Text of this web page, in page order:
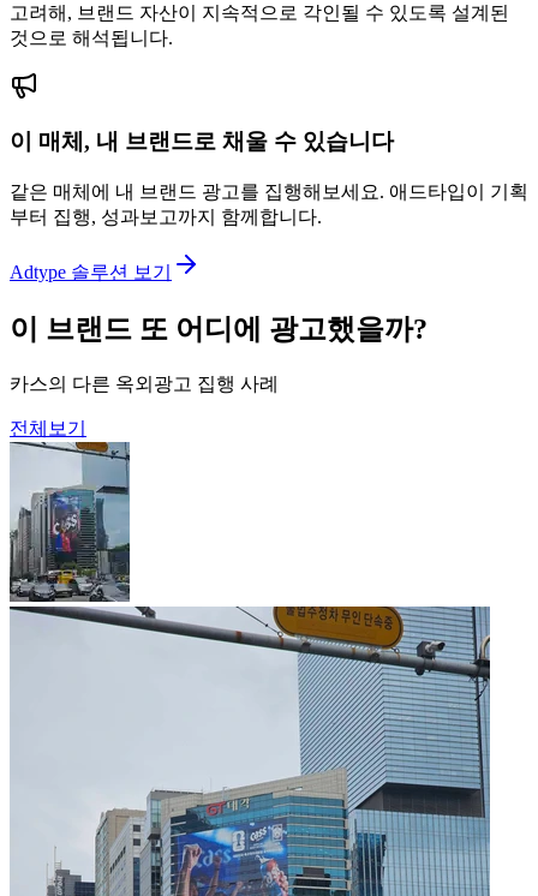
고려해, 브랜드 자산이 지속적으로 각인될 수 있도록 설계된
것으로 해석됩니다.
이 매체, 내 브랜드로 채울 수 있습니다
같은 매체에 내 브랜드 광고를 집행해보세요. 애드타입이 기획
부터 집행, 성과보고까지 함께합니다.
Adtype 솔루션 보기
이 브랜드 또 어디에 광고했을까?
카스의 다른 옥외광고 집행 사례
전체보기